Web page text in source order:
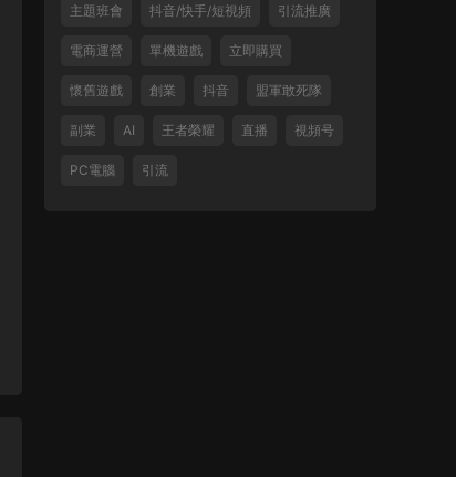
主題班會 抖音/快手/短視頻 引流推廣
電商運營 單機遊戲 立即購買
懷舊遊戲 創業 抖音 盟軍敢死隊
副業 AI 王者榮耀 直播 視頻号
PC電腦 引流